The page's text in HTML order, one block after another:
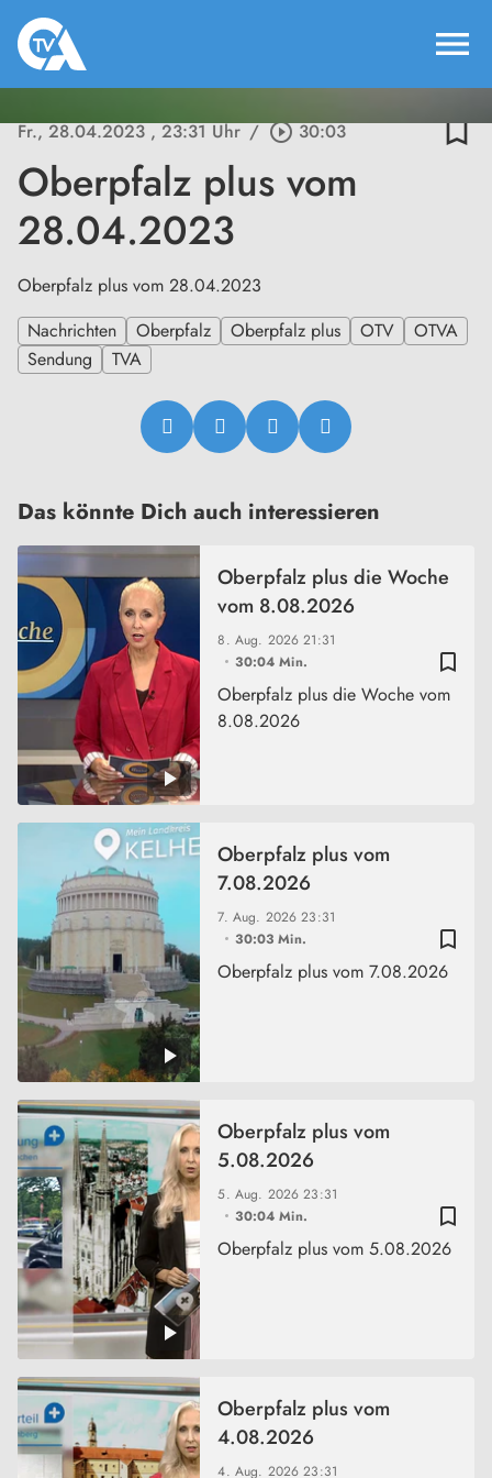
menu
Fr., 28.04.2023, 23:31 Uhr / play_circle_outline30:03 bookmark_border
Oberpfalz plus vom
28.04.2023
Oberpfalz plus vom 28.04.2023
Nachrichten
Oberpfalz Oberpfalz plus OTV
OTVA
Sendung
TVA
Das könnte Dich auch interessieren
bookmark_border
8. Aug. 202621:31
30:04 Min.
Oberpfalz plus die Woche
vom 8.08.2026
Oberpfalz plus die Woche vom
8.08.2026
bookmark_border
7. Aug. 202623:31
30:03 Min.
Oberpfalz plus vom
7.08.2026
Oberpfalz plus vom 7.08.2026
bookmark_border
5. Aug. 202623:31
30:04 Min.
Oberpfalz plus vom
5.08.2026
Oberpfalz plus vom 5.08.2026
4. Aug. 202623:31
Oberpfalz plus vom
4.08.2026